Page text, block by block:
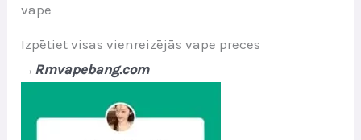
vape
Izpētiet visas vienreizējās vape preces
→ Rmvapebang.com